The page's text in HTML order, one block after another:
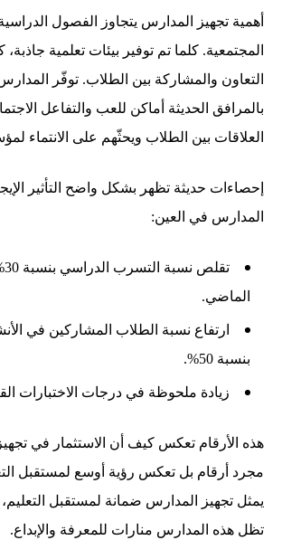
أهمية تجهيز المدارس يتجاوز الفصول
المجتمعية. كلما تم توفير بيئات تعلمية
التعاون والمشاركة بين الطلاب. توفّر
بالمرافق الحديثة أماكن للعب والتفاعل
العلاقات بين الطلاب ويحثّهم على الانتماء
إحصاءات حديثة تظهر بشكل واضح التأثير
المدارس في العين:
الماضي.
ارتفاع نسبة الطلاب المشاركين في
بنسبة 50%.
زيادة ملحوظة في درجات الاختبارات
هذه الأرقام تعكس كيف أن الاستثمار في
مجرد أرقام بل تعكس رؤية أوسع لمستقبل
يمثل تجهيز المدارس ضمانة لمستقبل
تظل هذه المدارس منارات للمعرفة والإبداع.